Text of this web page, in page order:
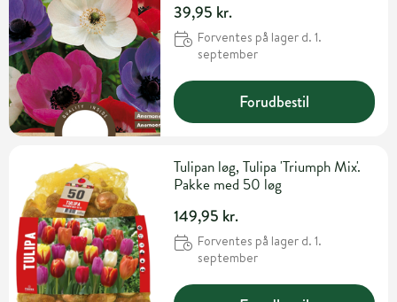
39,95 kr.
Forventes på lager d. 1.
september
Forudbestil
Tulipan løg, Tulipa 'Triumph Mix'.
Pakke med 50 løg
149,95 kr.
Forventes på lager d. 1.
september